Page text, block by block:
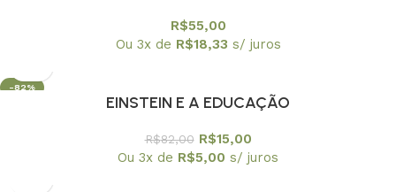
R$55,00
Ou 3x de R$18,33 s/ juros
-82%
EINSTEIN E A EDUCAÇÃO
R$82,00 R$15,00
Ou 3x de R$5,00 s/ juros